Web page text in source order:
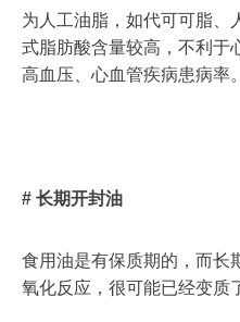
为人工油脂，如代可可脂、
式脂肪酸含量较高，不利于
高血压、心血管疾病患病率。
# 长期开封油
食用油是有保质期的，而长
氧化反应，很可能已经变质